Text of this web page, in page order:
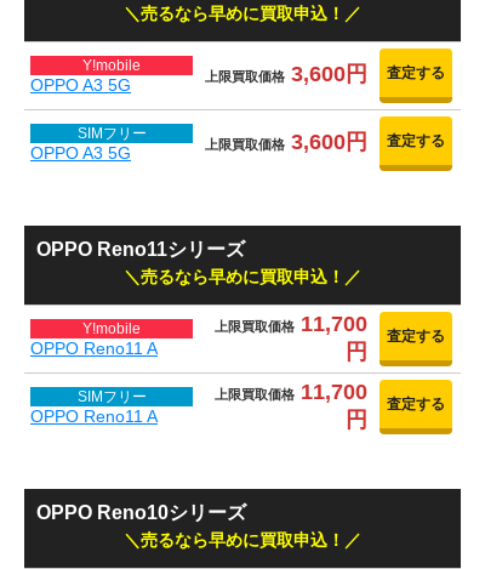
売るなら早めに買取申込！
Y!mobile
OPPO A3 5G 上限買取価格 3,600円 査定する
SIMフリー
OPPO A3 5G 上限買取価格 3,600円 査定する
OPPO Reno11シリーズ
売るなら早めに買取申込！
Y!mobile
OPPO Reno11 A
上限買取価格 11,700
円
査定する
SIMフリー
OPPO Reno11 A
上限買取価格 11,700
円
査定する
OPPO Reno10シリーズ
売るなら早めに買取申込！